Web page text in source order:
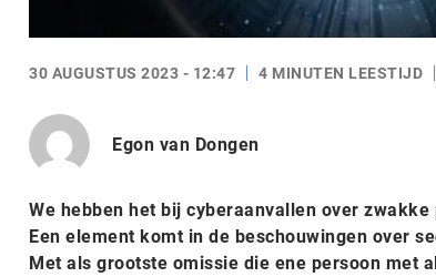
30 AUGUSTUS 2023 - 12:47 4 MINUTEN LEESTIJD
Egon van Dongen
We hebben het bij cyberaanvallen over
Een element komt in de beschouwingen over
Met als grootste omissie die ene persoon met